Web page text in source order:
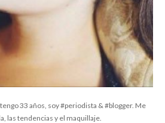
33 años, soy #periodista & #blogger. Me
las tendencias y el maquillaje.